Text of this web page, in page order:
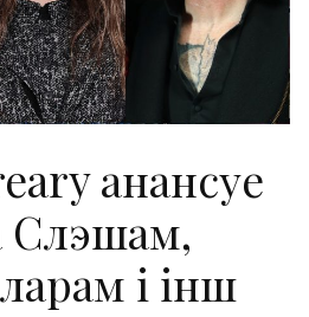
анансуе
Слэшам,
і інш